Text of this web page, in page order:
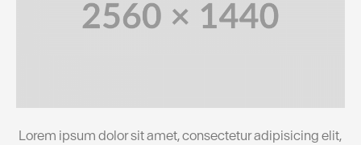
Lorem ipsum dolor sit amet, consectetur adipisicing elit,